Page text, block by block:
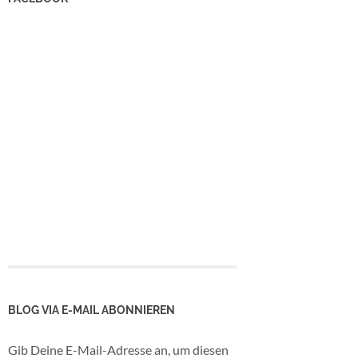
BLOG VIA E-MAIL ABONNIEREN
Gib Deine E-Mail-Adresse an, um diesen